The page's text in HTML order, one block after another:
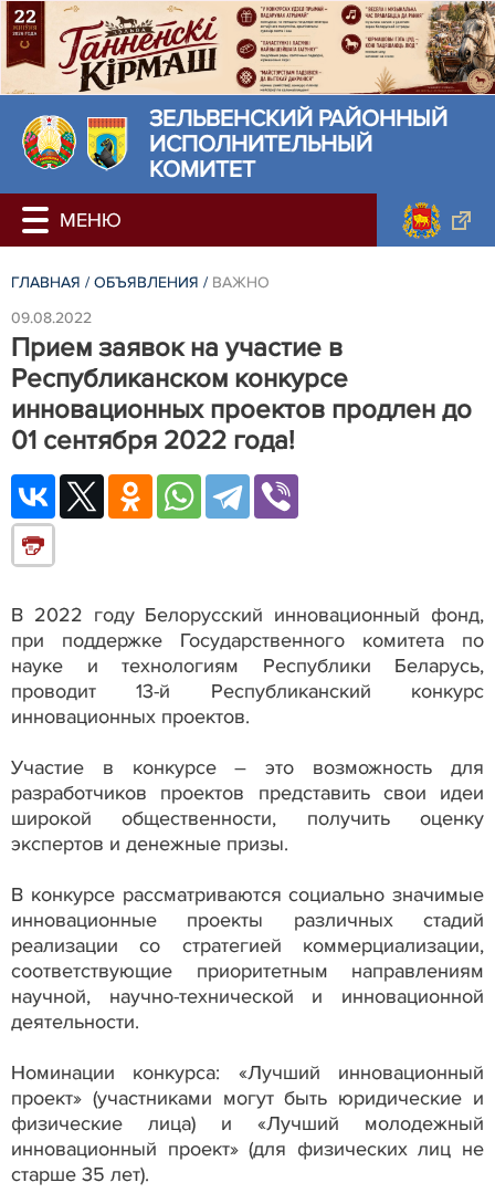
ЗЕЛЬВЕНСКИЙ РАЙОННЫЙ
ИСПОЛНИТЕЛЬНЫЙ
КОМИТЕТ
ГЛАВНАЯ / ОБЪЯВЛЕНИЯ / ВАЖНО
09.08.2022
Прием заявок на участие в
Республиканском конкурсе
инновационных проектов продлен до
01 сентября 2022 года!
В 2022 году Белорусский инновационный фонд,
при поддержке Государственного комитета по
науке и технологиям Республики Беларусь,
проводит 13-й Республиканский конкурс
инновационных проектов.
Участие в конкурсе – это возможность для
разработчиков проектов представить свои идеи
широкой общественности, получить оценку
экспертов и денежные призы.
В конкурсе рассматриваются социально значимые
инновационные проекты различных стадий
реализации со стратегией коммерциализации,
соответствующие приоритетным направлениям
научной, научно-технической и инновационной
деятельности.
Номинации конкурса: «Лучший инновационный
проект» (участниками могут быть юридические и
физические лица) и «Лучший молодежный
инновационный проект» (для физических лиц не
старше 35 лет).